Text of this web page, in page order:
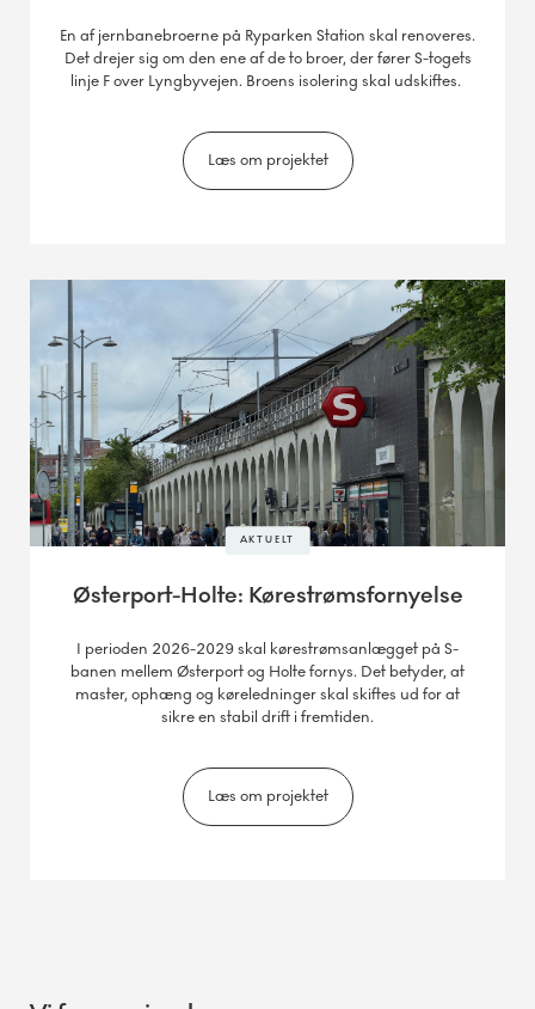
En af jernbanebroerne på Ryparken Station skal renoveres.​
Det drejer sig om den ene af de to broer, der fører S-togets
linje F over Lyngbyvejen. Broens isolering skal udskiftes. ​
Læs om projektet
AKTUELT
Østerport-Holte: Kørestrømsfornyelse
I perioden 2026-2029 skal kørestrømsanlægget på S-
banen mellem Østerport og Holte fornys. Det betyder, at
master, ophæng og køreledninger skal skiftes ud for at
sikre en stabil drift i fremtiden.
Læs om projektet